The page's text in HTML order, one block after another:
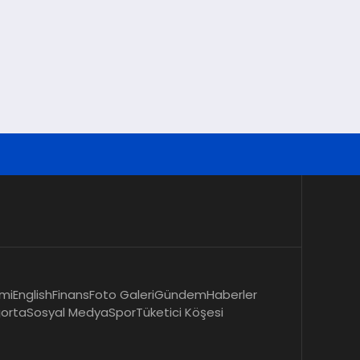
EnglishFinansFoto GaleriGündemHaberler
Sosyal MedyaSporTüketici Köşesi